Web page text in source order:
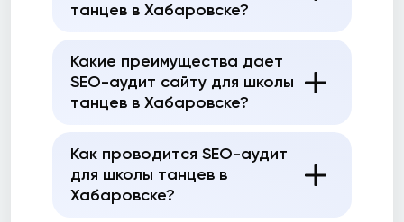
танцев в Хабаровске?
Какие преимущества дает
SEO-аудит сайту для школы
танцев в Хабаровске?
Как проводится SEO-аудит
для школы танцев в
Хабаровске?